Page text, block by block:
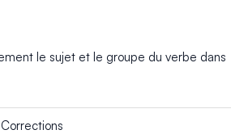
le sujet et le groupe du verbe
Corrections